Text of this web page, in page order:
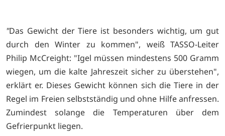
"Das Gewicht der Tiere ist besonders wichtig, um gut
durch den Winter zu kommen", weiß TASSO-Leiter
Philip McCreight: "Igel müssen mindestens 500 Gramm
wiegen, um die kalte Jahreszeit sicher zu überstehen",
erklärt er. Dieses Gewicht können sich die Tiere in der
Regel im Freien selbstständig und ohne Hilfe anfressen.
Zumindest solange die Temperaturen über dem
Gefrierpunkt liegen.